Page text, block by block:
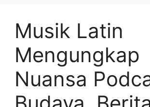
Musik Latin
Mengungkap
Nuansa